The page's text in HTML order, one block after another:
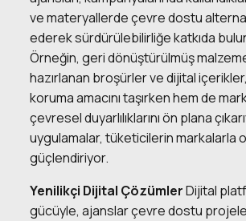
ve materyallerde çevre dostu
ederek sürdürülebilirliğe katkıda
Örneğin, geri dönüştürülmüş
hazırlanan broşürler ve dijital
koruma amacını taşırken hem de
çevresel duyarlılıklarını ön plana
uygulamalar, tüketicilerin markalarla
güçlendiriyor.
Yenilikçi Dijital ÇözümlerDijital
gücüyle, ajanslar çevre dostu